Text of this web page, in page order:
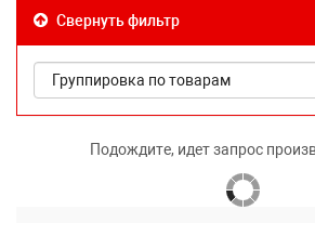
Свернуть фильтр
Подождите, идет запрос